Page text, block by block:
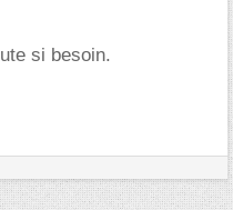
si besoin.